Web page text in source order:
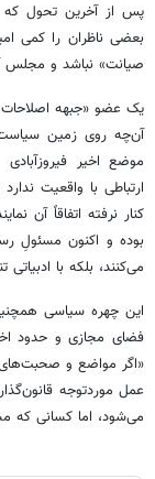
پس از آخرین تحول که
بعضی ناظران را کمی
صیانت» نباشد و مجلس آن را تا ۱۴۰۰ تمام نشده، پیش از
یک عضو «جبهه اصلاحات
آن‌چه روی زمین سیاست
موضع اخیر
ارتباطی با واقعیت
کنار نرفته اتفاقاً آن
بوده و اکنون مسئولِ
می‌کنند، بلکه با
این چهره سیاسی
فضای مجازی و حدود
«اگر مواضع و صحبت‌های
عمل موردتوجه
می‌شود، اما کسانی که